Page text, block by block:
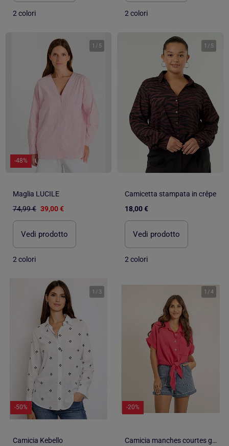
2 colori 2 colori
1 / 5
-48%
Maglia LUCILE
74,99 € 39,00 €
Vedi prodotto
2 colori
1 / 5
Camicetta stampata in crêpe
18,00 €
Vedi prodotto
2 colori
1 / 3
-50%
Camicia Kebello
1 /4
-20%
Camicia manches courtes gaze de coton ODETTE